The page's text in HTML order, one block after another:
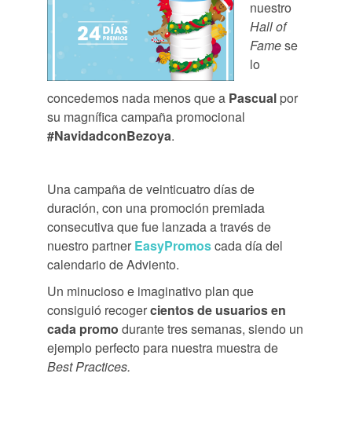
nuestro
Hall of
Famese
lo
concedemos nada menos que a Pascual por
su magnífica campaña promocional
#NavidadconBezoya.
Una campaña de veinticuatro días de
duración, con una promoción premiada
consecutiva que fue lanzada a través de
nuestro partner EasyPromoscada día del
calendario de Adviento.
Un minucioso e imaginativo plan que
consiguió recogercientos de usuarios en
cada promo durante tres semanas, siendo un
ejemplo perfecto para nuestra muestra de
Best Practices.